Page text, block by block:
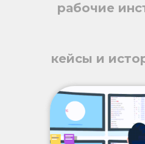
рабочие
кейсы и